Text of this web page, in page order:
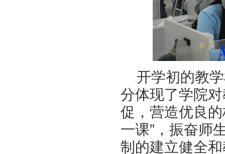
开学初的教
分体现了学院
促，营造优良
一课”，振奋师
制的建立健全